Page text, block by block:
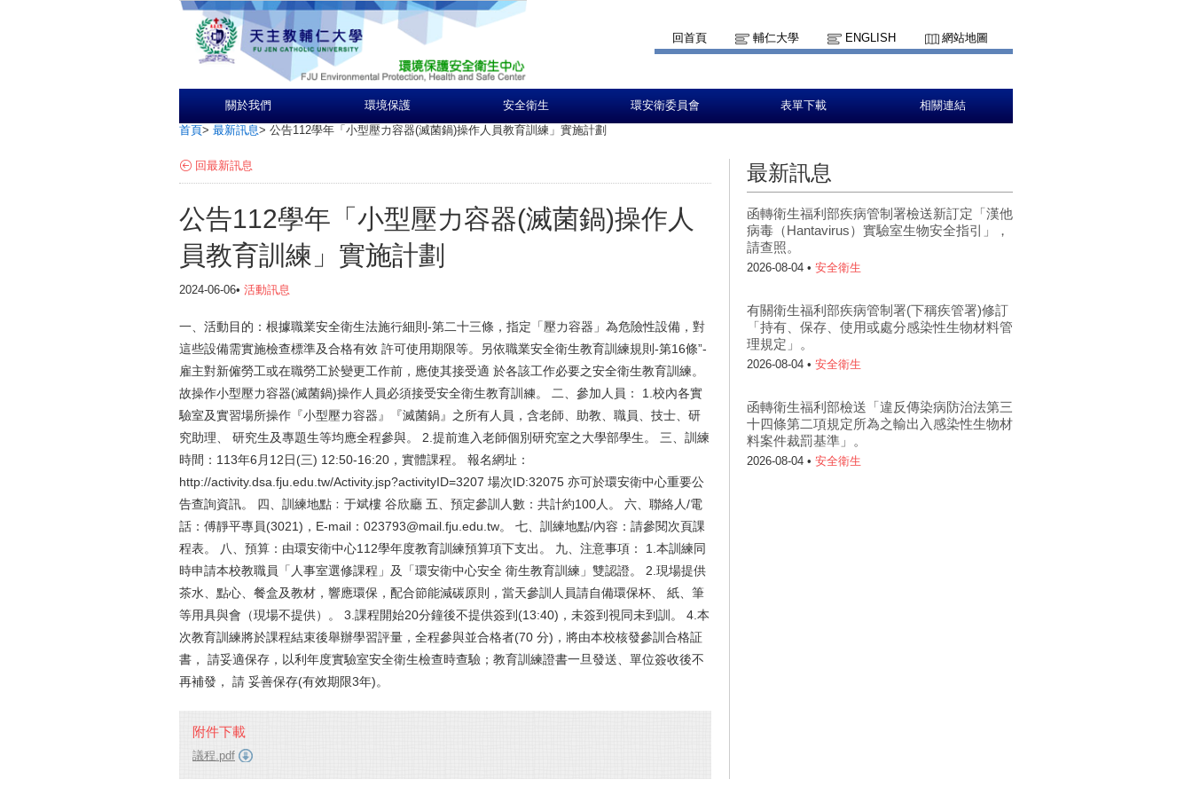
回首頁 輔仁大學 ENGLISH 網站地圖
關於我們 環境保護 安全衛生 環安衛委員會 表單下載 相關連結
首頁> 最新訊息> 公告112學年「小型壓力容器(滅菌鍋)操作人員教育訓練」實施計劃
回最新訊息
公告112學年「小型壓力容器(滅菌鍋)操作人
員教育訓練」實施計劃
2024-06-06• 活動訊息
一、活動目的：根據職業安全衛生法施行細則-第二十三條，指定「壓力容器」為危險性設備，對
這些設備需實施檢查標準及合格有效 許可使用期限等。另依職業安全衛生教育訓練規則-第16條”-
雇主對新僱勞工或在職勞工於變更工作前，應使其接受適 於各該工作必要之安全衛生教育訓練。
故操作小型壓力容器(滅菌鍋)操作人員必須接受安全衛生教育訓練。 二、參加人員： 1.校內各實
驗室及實習場所操作『小型壓力容器』『滅菌鍋』之所有人員，含老師、助教、職員、技士、研
究助理、 研究生及專題生等均應全程參與。 2.提前進入老師個別研究室之大學部學生。 三、訓練
時間：113年6月12日(三) 12:50-16:20，實體課程。 報名網址：
http://activity.dsa.fju.edu.tw/Activity.jsp?activityID=3207 場次ID:32075 亦可於環安衛中心重要公
告查詢資訊。 四、訓練地點﹕于斌樓 谷欣廳 五、預定參訓人數：共計約100人。 六、聯絡人/電
話：傅靜平專員(3021)，E-mail：023793@mail.fju.edu.tw。 七、訓練地點/內容：請參閱次頁課
程表。 八、預算：由環安衛中心112學年度教育訓練預算項下支出。 九、注意事項： 1.本訓練同
時申請本校教職員「人事室選修課程」及「環安衛中心安全 衛生教育訓練」雙認證。 2.現場提供
茶水、點心、餐盒及教材，響應環保，配合節能減碳原則，當天參訓人員請自備環保杯、 紙、筆
等用具與會（現場不提供）。 3.課程開始20分鐘後不提供簽到(13:40)，未簽到視同未到訓。 4.本
次教育訓練將於課程結束後舉辦學習評量，全程參與並合格者(70 分)，將由本校核發參訓合格証
書， 請妥適保存，以利年度實驗室安全衛生檢查時查驗；教育訓練證書一旦發送、單位簽收後不
再補發， 請 妥善保存(有效期限3年)。
附件下載
議程.pdf
最新訊息
函轉衛生福利部疾病管制署檢送新訂定「漢他
病毒（Hantavirus）實驗室生物安全指引」，
請查照。
2026-08-04 • 安全衛生
有關衛生福利部疾病管制署(下稱疾管署)修訂
「持有、保存、使用或處分感染性生物材料管
理規定」。
2026-08-04 • 安全衛生
函轉衛生福利部檢送「違反傳染病防治法第三
十四條第二項規定所為之輸出入感染性生物材
料案件裁罰基準」。
2026-08-04 • 安全衛生